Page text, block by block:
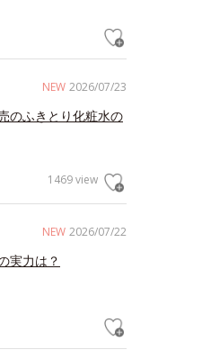
NEW 2026/07/23
のふきとり化粧水の
1469 view
NEW 2026/07/22
実力は？